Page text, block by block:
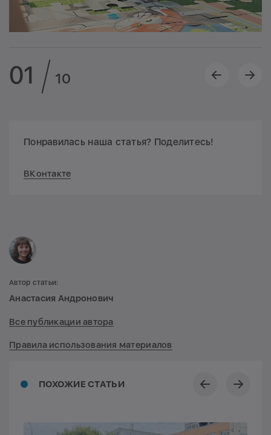
01 10
Понравилась наша статья? Поделитесь!
ВКонтакте
ПОХОЖИЕ СТАТЬИ
Автор статьи:
Анастасия Андронович
Все публикации автора
Правила использования материалов